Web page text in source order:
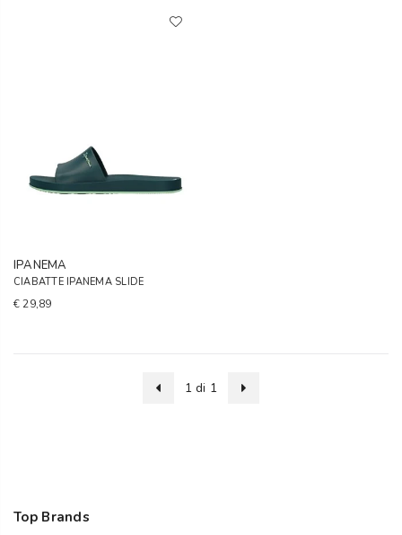
IPANEMA
CIABATTE IPANEMA SLIDE
€ 29,89
1 di 1
Top Brands